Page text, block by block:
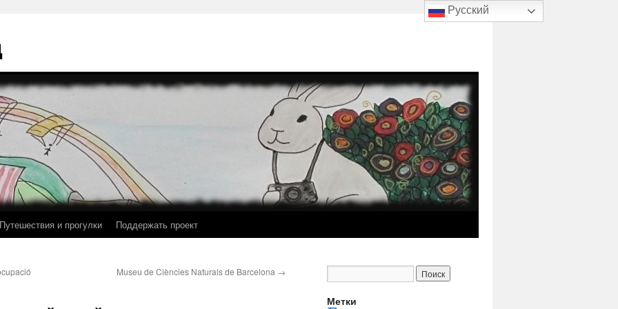
Путешествия и прогулки Поддержать проект
Museu de Ciències Naturals de Barcelona →
Метки
Русский